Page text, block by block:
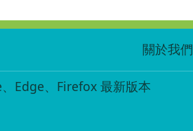
關於我們
Edge、Firefox 最新版本